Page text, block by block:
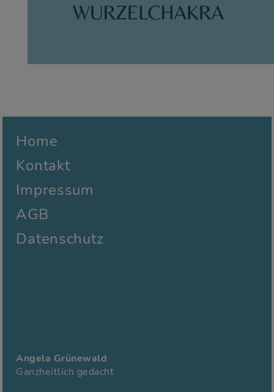
Home
Kontakt
Impressum
AGB
Datenschutz
Angela Grünewald
Ganzheitlich gedacht